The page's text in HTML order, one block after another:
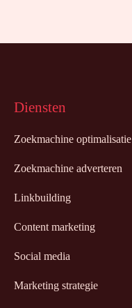
Diensten
Zoekmachine optimalisatie
Zoekmachine adverteren
Linkbuilding
Content marketing
Social media
Marketing strategie